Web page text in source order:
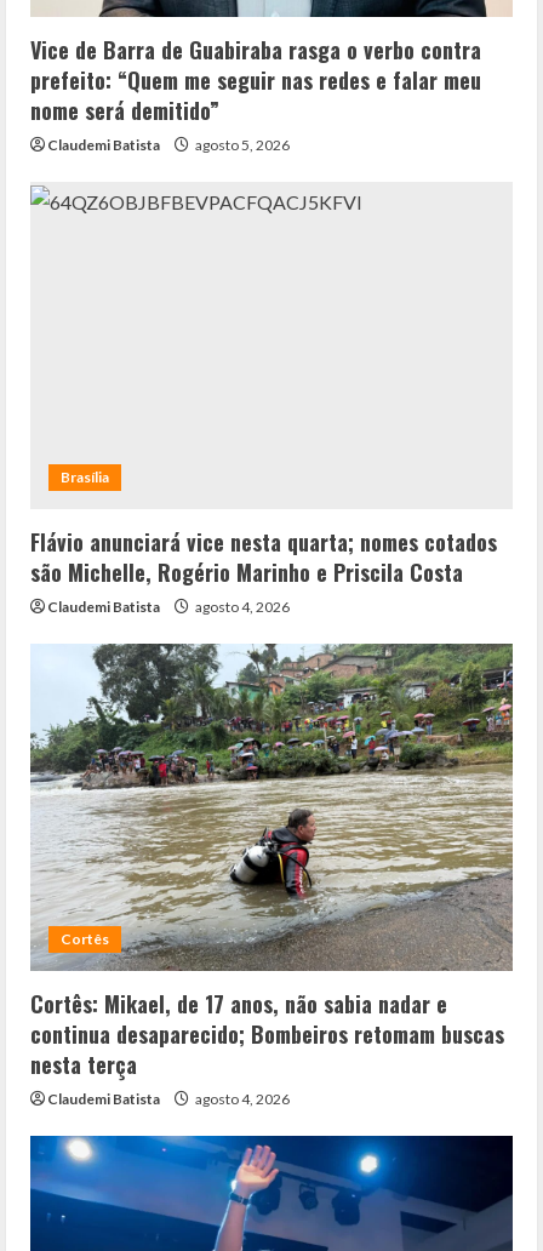
Vice de Barra de Guabiraba rasga o verbo contra
prefeito: “Quem me seguir nas redes e falar meu
nome será demitido”
Claudemi Batista agosto 5, 2026
Brasília
Flávio anunciará vice nesta quarta; nomes cotados
são Michelle, Rogério Marinho e Priscila Costa
Claudemi Batista agosto 4, 2026
Cortês
Cortês: Mikael, de 17 anos, não sabia nadar e
continua desaparecido; Bombeiros retomam buscas
nesta terça
Claudemi Batista agosto 4, 2026